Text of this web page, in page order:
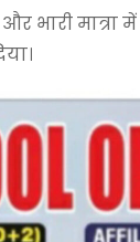
भारी